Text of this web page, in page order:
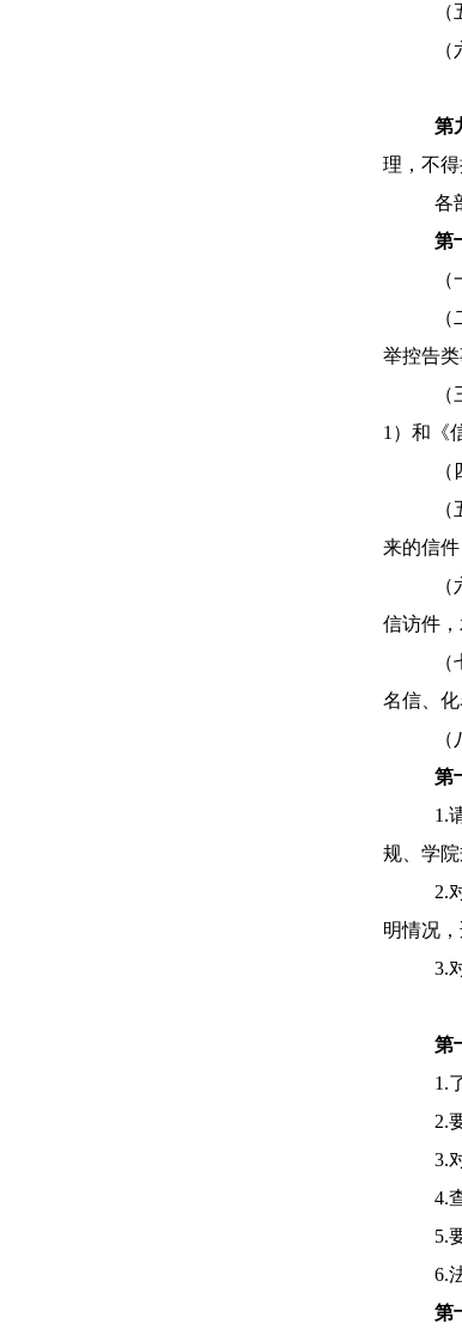
第
理，不得
各
第
举控告
1）和《
来的信
信访件
名信、
第
1 .
规、学
2.
明情况
3.
第
1 .
2.
3.
4.
5.
6.
第